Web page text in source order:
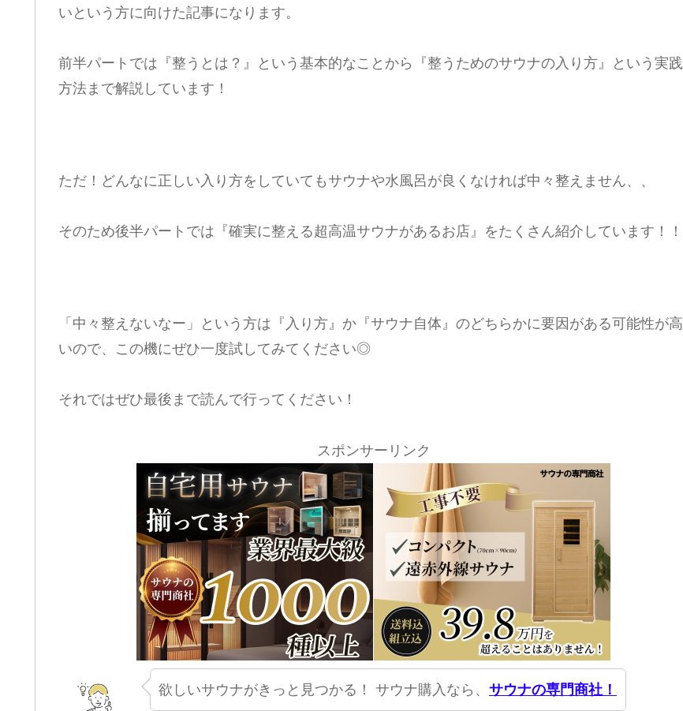
いという方に向けた記事になります。
前半パートでは『整うとは？』という基本的なことから『整うためのサウナの入り方』という実践
方法まで解説しています！
ただ！どんなに正しい入り方をしていてもサウナや水風呂が良くなければ中々整えません、、
そのため後半パートでは『確実に整える超高温サウナがあるお店』をたくさん紹介しています！！
「中々整えないなー」という方は『入り方』か『サウナ自体』のどちらかに要因がある可能性が高
いので、この機にぜひ一度試してみてください◎
それではぜひ最後まで読んで行ってください！
スポンサーリンク
欲しいサウナがきっと見つかる！ サウナ購入なら、 サウナの専門商社！